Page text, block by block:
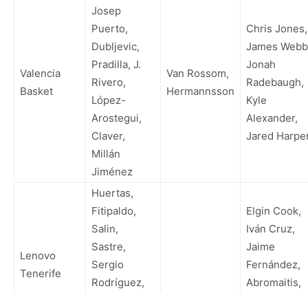
Valencia
Basket
Josep
Puerto,
Dubljevic,
Pradilla, J.
Rivero,
López-
Arostegui,
Claver,
Millán
Jiménez
Van Rossom,
Hermannsson
Chris Jones,
James
Jonah
Radebaugh,
Kyle
Alexander,
Jared
Lenovo
Tenerife
Huertas,
Fitipaldo,
Salin,
Sastre,
Sergio
Rodríguez,
Elgin Cook,
Iván Cruz,
Jaime
Fernández,
Abromaitis,